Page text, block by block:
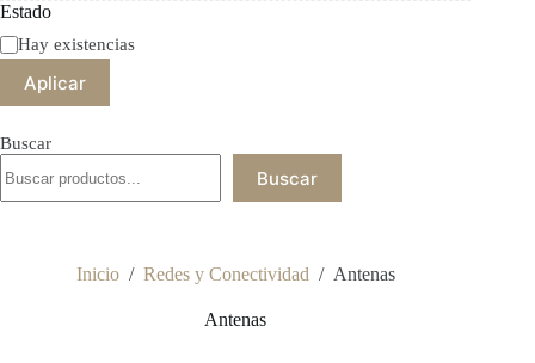
Inicio / Redes y Conectividad / Antenas
Antenas
Estado
Estado
Hay existencias
Aplicar
Buscar
Buscar